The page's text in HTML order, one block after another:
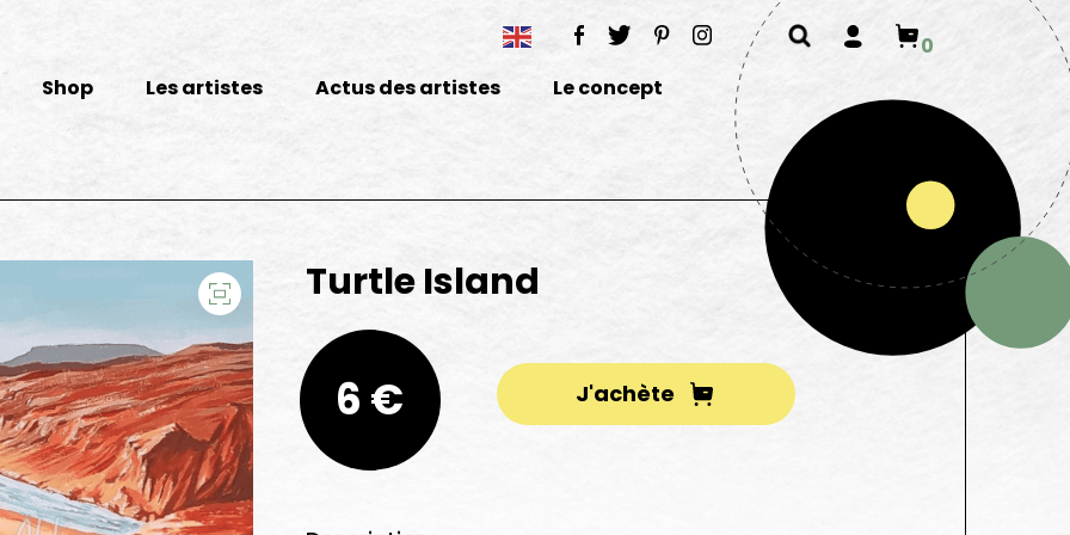
0
Shop Les artistes Actus des artistes Le concept
Turtle Island
quantité de Turtle Island
J'achète
6 €